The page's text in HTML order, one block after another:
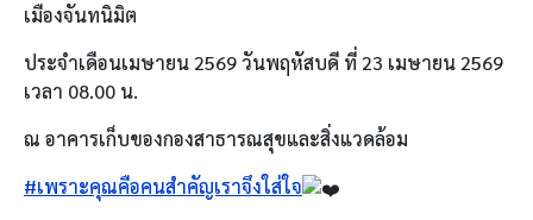
เมืองจันทนิมิต
ประจำเดือนเมษายน 2569 วันพฤหัสบดี ที่ 23 เมษายน 2569
เวลา 08.00 น.
ณ อาคารเก็บของกองสาธารณสุขและสิ่งแวดล้อม
#เพราะคุณคือคนสำคัญเราจึงใส่ใจ